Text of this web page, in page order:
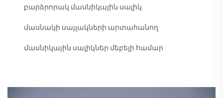
բարձրորակ մասնիկային սալիկ
մասնակի սայլակների արտահանող
մասնիկային սալիկներ մեբելի համար